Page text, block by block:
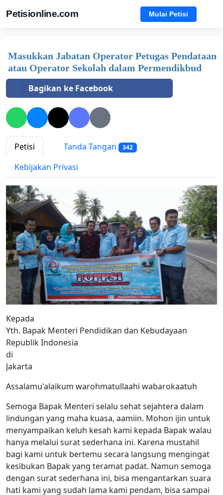
Petisionline.com Mulai Petisi
Masukkan Jabatan Operator Petugas Pendataan
atau Operator Sekolah dalam Permendikbud
Bagikan ke Facebook
Petisi Tanda Tangan 342
Kebijakan Privasi
Kepada
Yth. Bapak Menteri Pendidikan dan Kebudayaan
Republik Indonesia
di
Jakarta
Assalamu'alaikum warohmatullaahi wabarokaatuh
Semoga Bapak Menteri selalu sehat sejahtera dalam
lindungan yang maha kuasa, aamiin. Mohon ijin untuk
menyampaikan keluh kesah kami kepada Bapak walau
hanya melalui surat sederhana ini. Karena mustahil
bagi kami untuk bertemu secara langsung mengingat
kesibukan Bapak yang teramat padat. Namun semoga
dengan surat sederhana ini, bisa mengantarkan suara
hati kami yang sudah lama kami pendam, bisa sampai